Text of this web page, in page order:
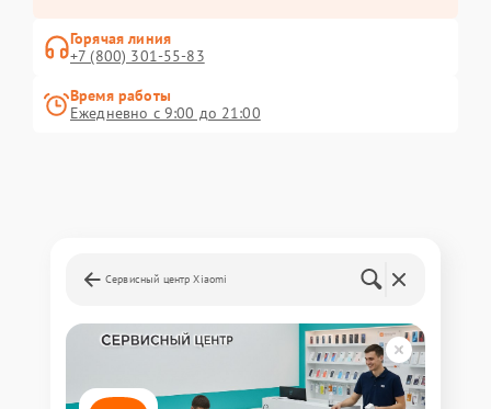
Горячая линия
+7 (800) 301-55-83
Время работы
Ежедневно с 9:00 до 21:00
Сервисный центр Xiaomi